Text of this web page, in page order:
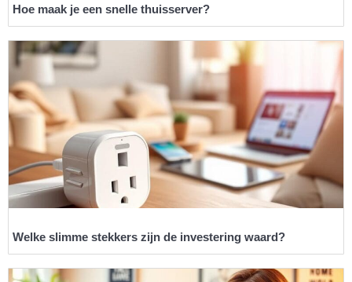
Hoe maak je een snelle thuisserver?
Welke slimme stekkers zijn de investering waard?